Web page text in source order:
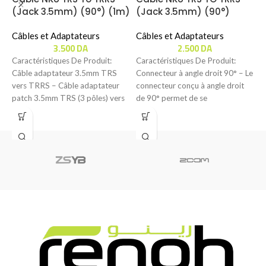
(Jack 3.5mm) (90°) (1m)
Câbles et Adaptateurs
3.500DA
Caractéristiques De Produit:
Câble adaptateur 3.5mm TRS
vers TRRS – Câble adaptateur
patch 3.5mm TRS (3 pôles) vers
TRRS (4
(Jack 3.5mm) (90°)
Câbles et Adaptateurs
2.500DA
Caractéristiques De Produit:
Connecteur à angle droit 90° – Le
connecteur conçu à angle droit
de 90° permet de se